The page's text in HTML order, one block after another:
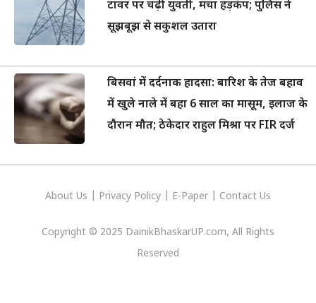
टावर पर चढ़ी युवती, मचा हड़कंप; पुलिस ने
सूझबूझ से सकुशल उतारा
बिसवां में दर्दनाक हादसा: बारिश के तेज बहाव
में खुले नाले में बहा 6 साल का मासूम, इलाज के
दौरान मौत; ठेकेदार राहुल मिश्रा पर FIR दर्ज
About Us Privacy Policy E-Paper Contact Us
Copyright © 2025 DainikBhaskarUP.com, All Rights
Reserved